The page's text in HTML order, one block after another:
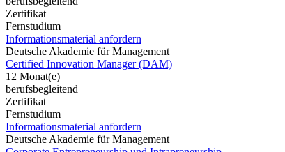
Zertifikat
Fernstudium
Informationsmaterial anfordern
Deutsche Akademie für Management
Certified Innovation Manager (DAM)
12 Monat(e)
berufsbegleitend
Zertifikat
Fernstudium
Informationsmaterial anfordern
Deutsche Akademie für Management